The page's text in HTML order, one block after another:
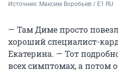
Источник: Максим Воробьев / E1.RU
— Там Диме просто
хороший специалист-
Екатерина. — Тот
всех симптомах, а потом